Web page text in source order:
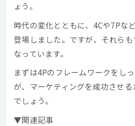
ょう。
時代の変化とともに、4Cや7Pな
登場しました。ですが、それらも
なっています。
まずは4Pのフレームワークをし
が、マーケティングを成功させ
でしょう。
▼関連記事